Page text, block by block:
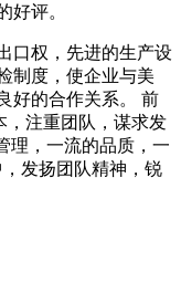
好评。
权，先进的生产设
制度，使企业与美
好的合作关系。 前
，注重团队，谋求发
理，一流的品质，一
发扬团队精神，锐